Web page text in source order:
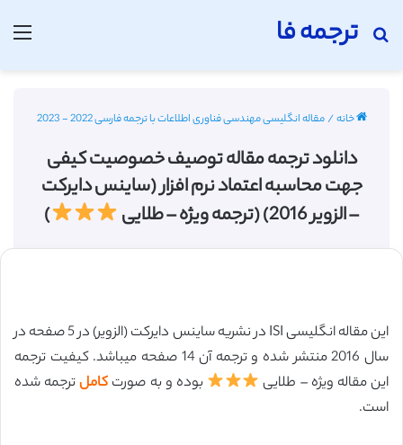
ترجمه فا
جستجو برای
خانه/مقاله انگلیسی مهندسی فناوری اطلاعات با ترجمه فارسی 2022 - 2023
دانلود ترجمه مقاله توصیف خصوصیت کیفی
جهت محاسبه اعتماد نرم افزار (ساینس دایرکت
– الزویر 2016) (ترجمه ویژه – طلایی
)
این مقاله انگلیسی ISI در نشریه ساینس دایرکت (الزویر) در 5 صفحه در
سال 2016 منتشر شده و ترجمه آن 14 صفحه میباشد. کیفیت ترجمه
این مقاله ویژه – طلایی
بوده و به صورت کاملترجمه شده
است.